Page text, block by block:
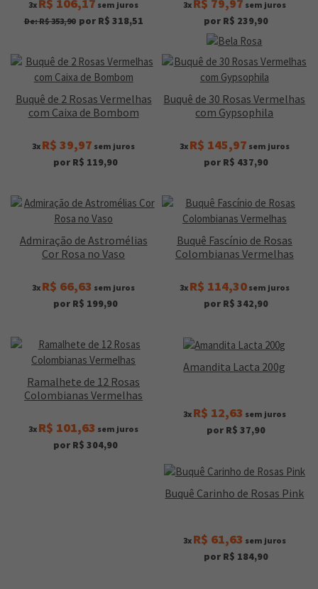
3x
sem juros
De: R$ 353,90 por R$ 318,51
3x sem juros
por R$ 239,90
Buquê de 2 Rosas Vermelhas
com Caixa de Bombom
3x R$ 39,97 sem juros
por R$ 119,90
Buquê de 30 Rosas Vermelhas
com Gypsophila
3x R$ 145,97 sem juros
por R$ 437,90
Admiração de Astromélias
Cor Rosa no Vaso
3x R$ 66,63 sem juros
por R$ 199,90
Buquê Fascínio de Rosas
Colombianas Vermelhas
3x R$ 114,30sem juros
por R$ 342,90
Ramalhete de 12 Rosas
Colombianas Vermelhas
3x R$ 101,63 sem juros
por R$ 304,90
Amandita Lacta 200g
3x R$ 12,63 sem juros
por R$ 37,90
Buquê Carinho de Rosas Pink
3x R$ 61,63 sem juros
por R$ 184,90